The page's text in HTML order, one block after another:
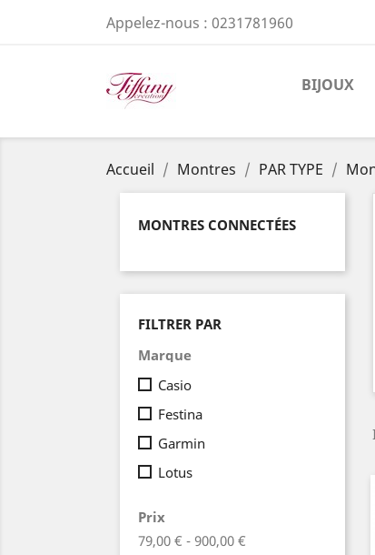
Appelez-nous : 0231781960
BIJOUX
Accueil Montres PAR TYPE
MONTRES CONNECTÉES
FILTRER PAR
Marque
Casio
Festina
Garmin
Lotus
Prix
79,00 € - 900,00 €